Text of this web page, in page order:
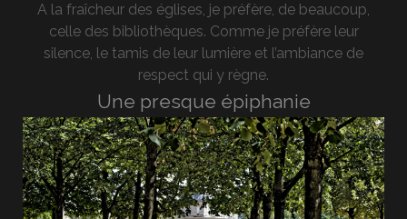
A la fraîcheur des églises, je préfère, de beaucoup,
celle des bibliothèques. Comme je préfère leur
silence, le tamis de leur lumière et l’ambiance de
respect qui y règne.
Une presque épiphanie